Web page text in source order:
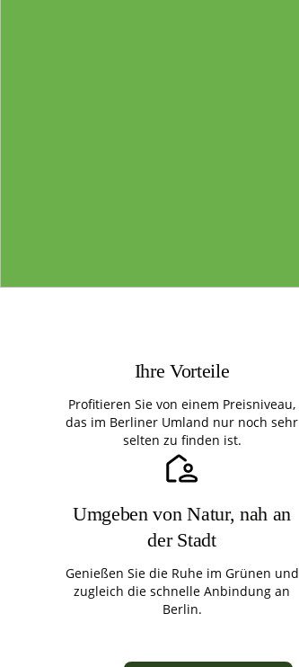
Ihre Vorteile
Profitieren Sie von einem Preisniveau,
das im Berliner Umland nur noch sehr
selten zu finden ist.
Umgeben von Natur, nah an
der Stadt
Genießen Sie die Ruhe im Grünen und
zugleich die schnelle Anbindung an
Berlin.